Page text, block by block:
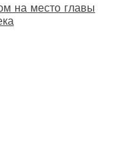
на место главы